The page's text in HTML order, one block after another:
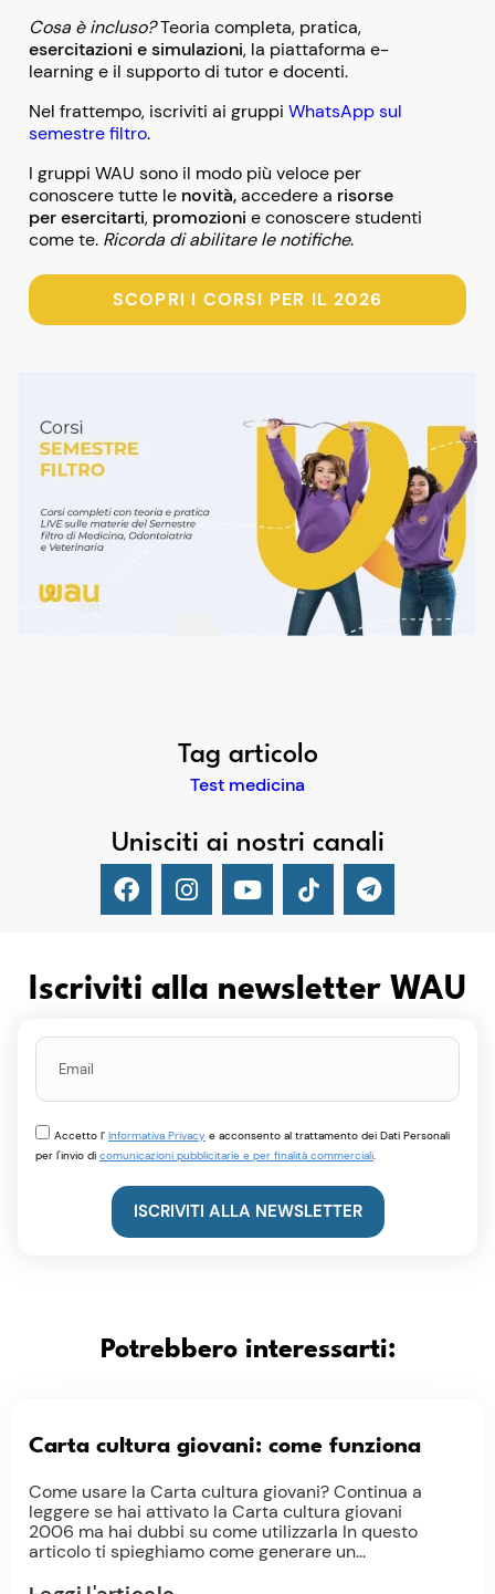
Cosa è incluso?Teoria completa, pratica,
esercitazioni e simulazioni, la piattaforma e-
learning e il supporto di tutor e docenti.
Nel frattempo, iscriviti ai gruppi WhatsApp sul
semestre filtro.
I gruppi WAU sono il modo più veloce per
conoscere tutte le novità,accedere a risorse
per esercitarti, promozioni e conoscere studenti
come te. Ricorda di abilitare le notifiche.
SCOPRI I CORSI PER IL 2026
Tag articolo
Test medicina
Unisciti ai nostri canali
Iscriviti alla newsletter WAU
Accetto l’ Informativa Privacy e acconsento al trattamento dei Dati Personali
per l'invio di comunicazioni pubblicitarie e per finalità commerciali.
ISCRIVITI ALLA NEWSLETTER
Potrebbero interessarti:
Carta cultura giovani: come funziona
Come usare la Carta cultura giovani? Continua a
leggere se hai attivato la Carta cultura giovani
2006 ma hai dubbi su come utilizzarla In questo
articolo ti spieghiamo come generare un...